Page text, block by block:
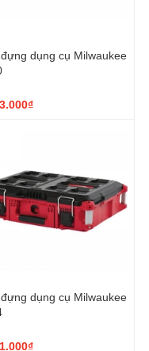
dụng cụ Milwaukee
dụng cụ Milwaukee